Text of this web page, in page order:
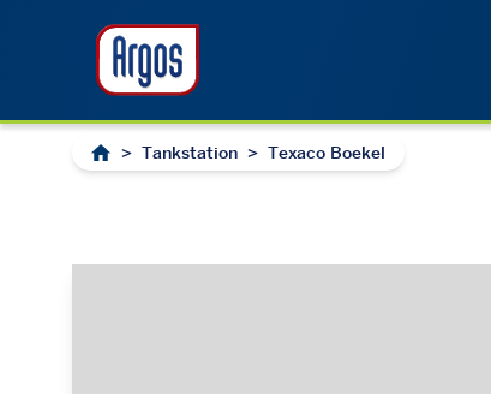
> Tankstation > Texaco Boekel